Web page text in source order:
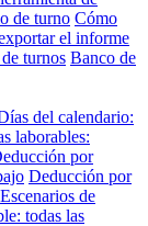
de turno Cómo
el informe
turnos Banco de
del calendario:
laborables:
por
Deducción por
Escenarios de
todas las